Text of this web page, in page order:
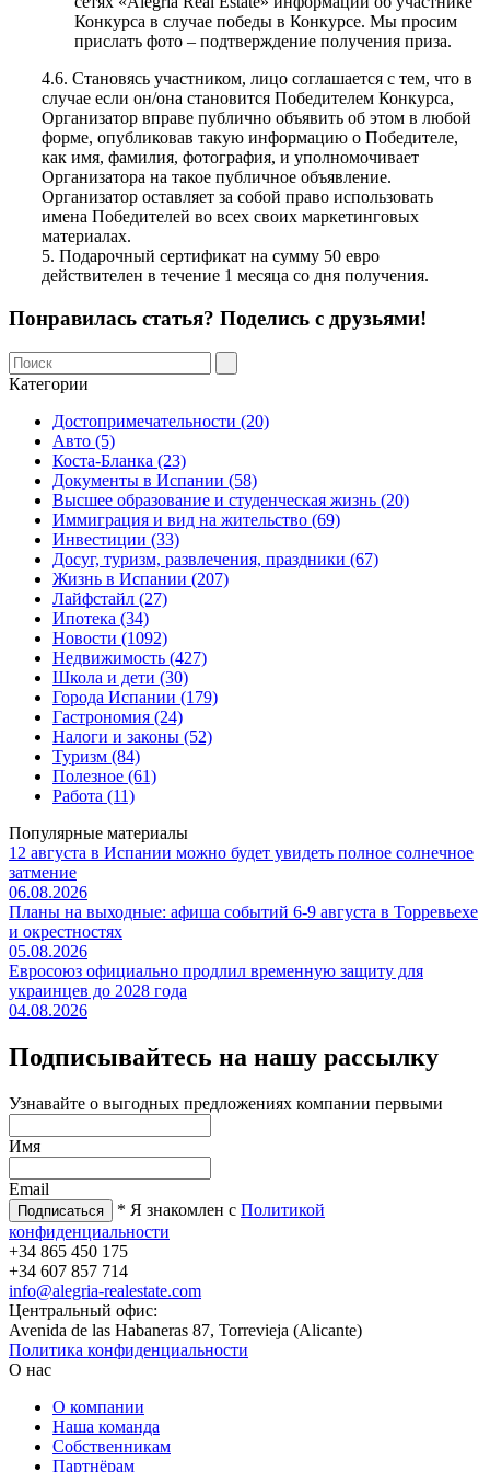
Конкурса в случае победы в Конкурсе. Мы просим
прислать фото – подтверждение получения приза.
4.6. Становясь участником, лицо соглашается с тем, что в
случае если он/она становится Победителем Конкурса,
Организатор вправе публично объявить об этом в любой
форме, опубликовав такую информацию о Победителе,
как имя, фамилия, фотография, и уполномочивает
Организатора на такое публичное объявление.
Организатор оставляет за собой право использовать
имена Победителей во всех своих маркетинговых
материалах.
5. Подарочный сертификат на сумму 50 евро
действителен в течение 1 месяца со дня получения.
Понравилась статья? Поделись с друзьями!
Категории
Достопримечательности (20)
Авто (5)
Коста-Бланка (23)
Документы в Испании (58)
Высшее образование и студенческая жизнь (20)
Иммиграция и вид на жительство (69)
Инвестиции (33)
Досуг, туризм, развлечения, праздники (67)
Жизнь в Испании (207)
Лайфстайл (27)
Ипотека (34)
Новости (1092)
Недвижимость (427)
Школа и дети (30)
Города Испании (179)
Гастрономия (24)
Налоги и законы (52)
Туризм (84)
Полезное (61)
Работа (11)
Популярные материалы
12 августа в Испании можно будет увидеть полное солнечное
затмение
06.08.2026
Планы на выходные: афиша событий 6-9 августа в Торревьехе
и окрестностях
05.08.2026
Евросоюз официально продлил временную защиту для
украинцев до 2028 года
04.08.2026
Подписывайтесь на нашу рассылку
Узнавайте о выгодных предложениях компании первыми
Имя
Email
* Я знакомлен с Политикой
конфиденциальности
+34 865 450 175
+34 607 857 714
info@alegria-realestate.com
Центральный офис:
Avenida de las Habaneras 87, Torrevieja (Alicante)
Политика конфиденциальности
О нас
О компании
Наша команда
Собственникам
Партнёрам